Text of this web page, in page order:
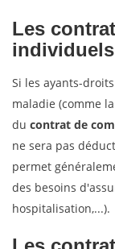
Les
individuels
Si les ayants-
maladie (comme
du contrat de
ne sera pas
permet
des besoins
hospitalisation,...).